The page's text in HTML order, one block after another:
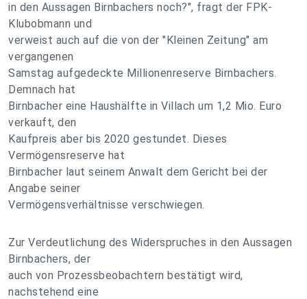
in den Aussagen Birnbachers noch?", fragt der FPK-
Klubobmann und
verweist auch auf die von der "Kleinen Zeitung" am
vergangenen
Samstag aufgedeckte Millionenreserve Birnbachers.
Demnach hat
Birnbacher eine Haushälfte in Villach um 1,2 Mio. Euro
verkauft, den
Kaufpreis aber bis 2020 gestundet. Dieses
Vermögensreserve hat
Birnbacher laut seinem Anwalt dem Gericht bei der
Angabe seiner
Vermögensverhältnisse verschwiegen.
Zur Verdeutlichung des Widerspruches in den Aussagen
Birnbachers, der
auch von Prozessbeobachtern bestätigt wird,
nachstehend eine